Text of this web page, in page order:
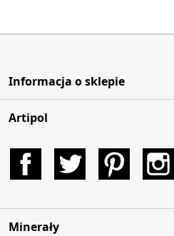
Informacja o sklepie
Artipol
Facebook Twitter Pinterest
Minerały